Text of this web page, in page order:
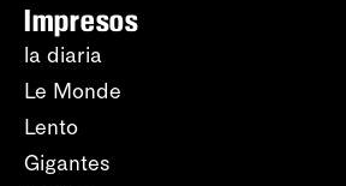
Impresos
la diaria
Le Monde
Lento
Gigantes